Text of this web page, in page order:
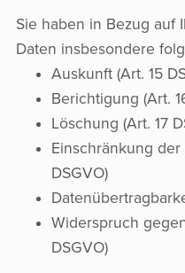
Sie haben in Bezug auf
Daten insbesondere
Auskunft (Art. 15
Berichtigung (Art.
Löschung (Art. 17
Einschränkung
DSGVO)
Widerspruch
DSGVO)